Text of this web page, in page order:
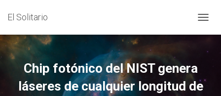
El Solitario
A
R
M
Chip fotónico del NIST genera
láseres de cualquier longitud de